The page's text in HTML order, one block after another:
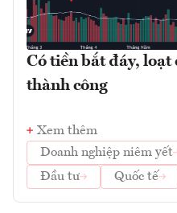
Có tiền bắt đáy, loạt
thành công
Xem thêm
Doanh nghiệp niêm yết
Đầu tư
Quốc tế